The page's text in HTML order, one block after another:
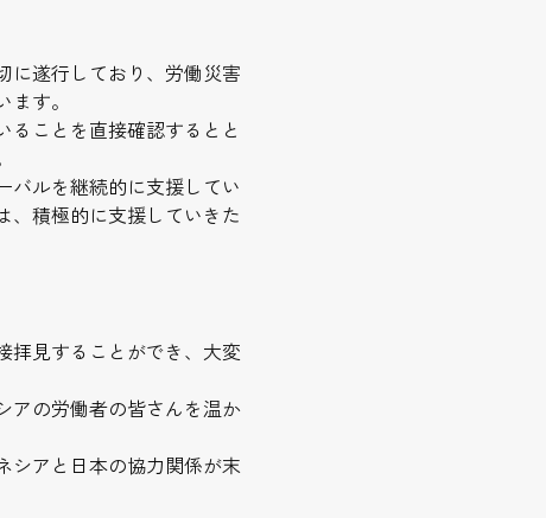
に遂行しており、労働災害
す。
ことを直接確認するとと
バルを継続的に支援してい
、積極的に支援していきた
拝見することができ、大変
アの労働者の皆さんを温か
シアと日本の協力関係が末